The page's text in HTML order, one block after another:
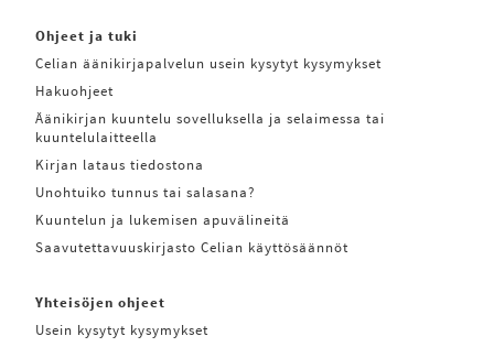
Ohjeet ja tuki
Celian äänikirjapalvelun usein kysytyt kysymykset
Hakuohjeet
Äänikirjan kuuntelu sovelluksella ja selaimessa tai
kuuntelulaitteella
Kirjan lataus tiedostona
Unohtuiko tunnus tai salasana?
Kuuntelun ja lukemisen apuvälineitä
Saavutettavuuskirjasto Celian käyttösäännöt
Yhteisöjen ohjeet
Usein kysytyt kysymykset